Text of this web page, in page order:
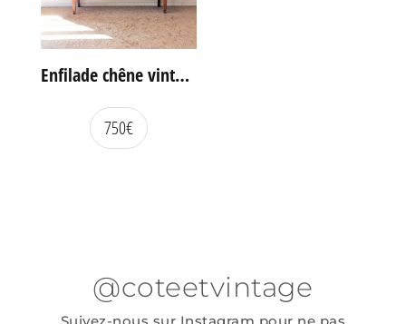
Enfilade chêne vintage portes coulissantes
750€
@coteetvintage